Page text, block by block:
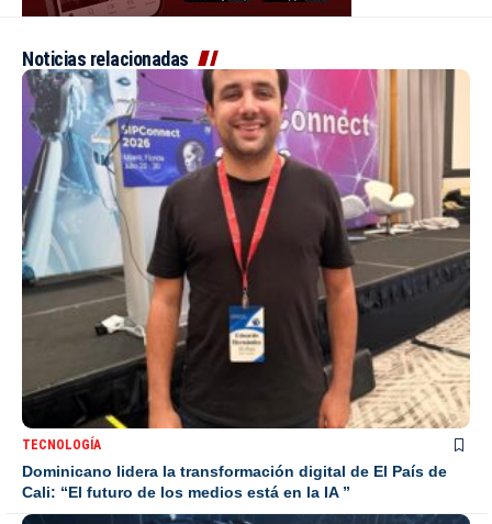
Noticias relacionadas
TECNOLOGÍA
Dominicano lidera la transformación digital de El País de
Cali: “El futuro de los medios está en la IA ”